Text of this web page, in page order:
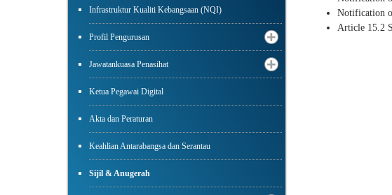
Infrastruktur Kualiti Kebangsaan (NQI)
Profil Pengurusan
Jawatankuasa Penasihat
Ketua Pegawai Digital
Akta dan Peraturan
Keahlian Antarabangsa dan Serantau
Sijil & Anugerah
Notification
Article 15.2